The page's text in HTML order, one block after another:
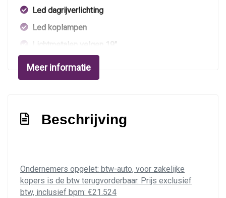
Led dagrijverlichting
Led koplampen
Lichtmetalen velgen 19"
Lichtmetalen velgen 5-spaaks 17"
Panoramadak
Parkeersensor voor en achter
Warmtewerend glas
Overige
Meer informatie
Beschrijving
Ondernemers opgelet: btw-auto, voor zakelijke
kopers is de btw terugvorderbaar. Prijs exclusief
btw, inclusief bpm: €21.524